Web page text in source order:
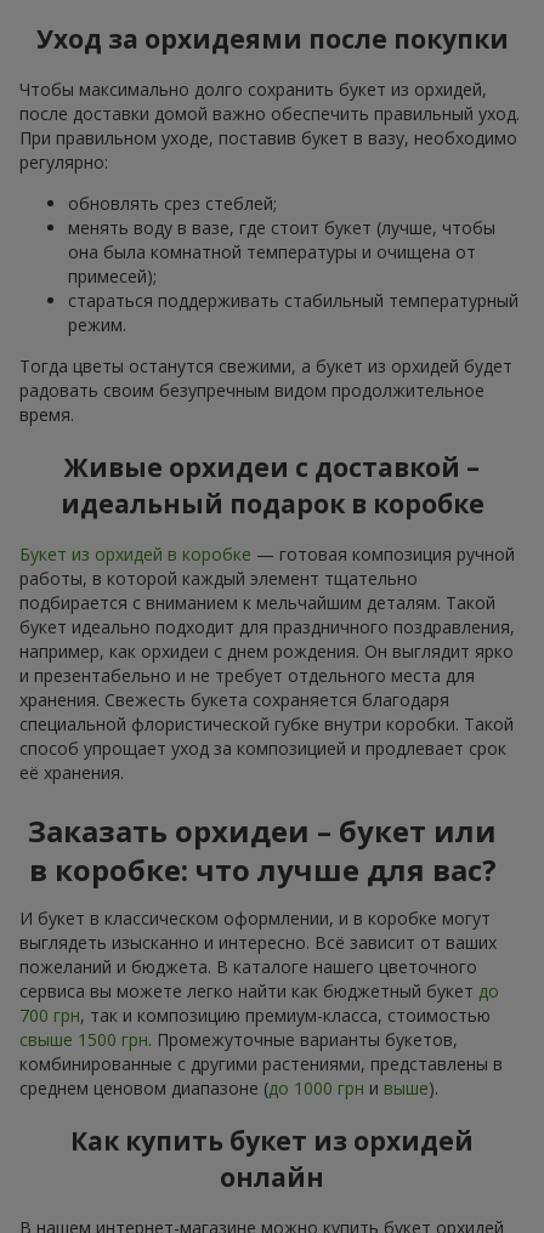
Уход за орхидеями после покупки
Чтобы максимально долго сохранить букет из орхидей,
после доставки домой важно обеспечить правильный уход.
При правильном уходе, поставив букет в вазу, необходимо
регулярно:
обновлять срез стеблей;
менять воду в вазе, где стоит букет (лучше, чтобы
она была комнатной температуры и очищена от
примесей);
стараться поддерживать стабильный температурный
режим.
Тогда цветы останутся свежими, а букет из орхидей будет
радовать своим безупречным видом продолжительное
время.
Живые орхидеи с доставкой –
идеальный подарок в коробке
Букет из орхидей в коробке — готовая композиция ручной
работы, в которой каждый элемент тщательно
подбирается с вниманием к мельчайшим деталям. Такой
букет идеально подходит для праздничного поздравления,
например, как орхидеи с днем рождения. Он выглядит ярко
и презентабельно и не требует отдельного места для
хранения. Свежесть букета сохраняется благодаря
специальной флористической губке внутри коробки. Такой
способ упрощает уход за композицией и продлевает срок
её хранения.
Заказать орхидеи – букет или
в коробке: что лучше для вас?
И букет в классическом оформлении, и в коробке могут
выглядеть изысканно и интересно. Всё зависит от ваших
пожеланий и бюджета. В каталоге нашего цветочного
сервиса вы можете легко найти как бюджетный букет до
700 грн, так и композицию премиум-класса, стоимостью
свыше 1500 грн. Промежуточные варианты букетов,
комбинированные с другими растениями, представлены в
среднем ценовом диапазоне (до 1000 грн и выше).
Как купить букет из орхидей
онлайн
В нашем интернет-магазине можно купить букет орхидей